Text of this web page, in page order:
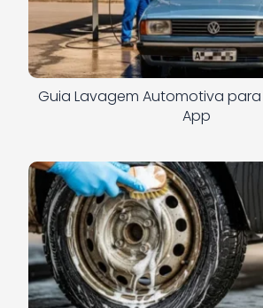
Guia Lavagem Automotiva
App